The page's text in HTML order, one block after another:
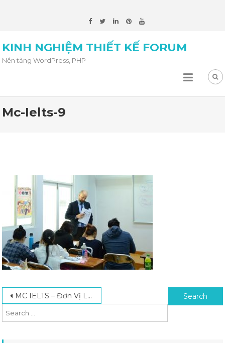
KINH NGHIỆM THIẾT KẾ FORUM
Nền tảng WordPress, PHP
Mc-Ielts-9
Post navigation
MC IELTS – Đơn Vị Luyện Thi IELTS Uy Tín Hàng Đầu Hiện Nay Search for: